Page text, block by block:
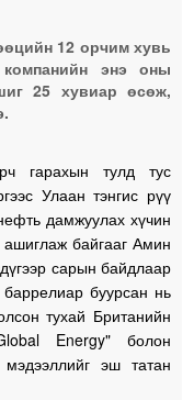
12 орчим хувь
энэ оны
25 хувиар өсөж,
гарахын тулд тус
Улаан тэнгис рүү
дамжуулах хүчин
байгааг Амин
сарын байдлаар
буурсан нь
тухай Британийн
Energy" болон
эш татан